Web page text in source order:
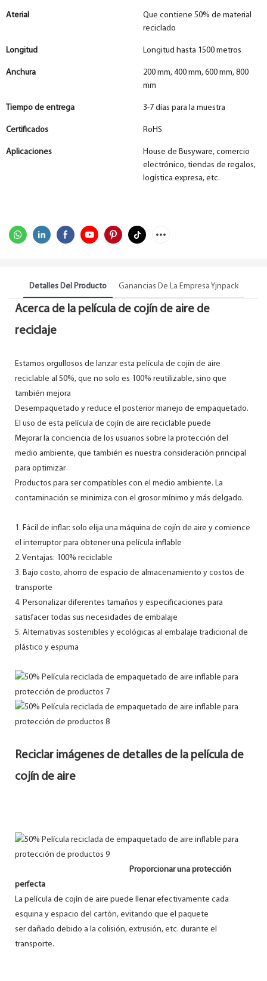
Aterial
Que contiene 50% de material
reciclado
Longitud Longitud hasta 1500 metros
Anchura
200 mm, 400 mm, 600 mm, 800
mm
Tiempo de entrega 3-7 días para la muestra
Certificados RoHS
Aplicaciones
House de Busyware, comercio
electrónico, tiendas de regalos,
logística expresa, etc.
Detalles Del Producto Ganancias De La Empresa Yjnpack
Acerca de la película de cojín de aire de
reciclaje
Estamos orgullosos de lanzar esta película de cojín de aire
reciclable al 50%, que no solo es 100% reutilizable, sino que
también mejora
Desempaquetado y reduce el posterior manejo de empaquetado.
El uso de esta película de cojín de aire reciclable puede
Mejorar la conciencia de los usuarios sobre la protección del
medio ambiente, que también es nuestra consideración principal
para optimizar
Productos para ser compatibles con el medio ambiente. La
contaminación se minimiza con el grosor mínimo y más delgado.
1. Fácil de inflar: solo elija una máquina de cojín de aire y comience
el interruptor para obtener una película inflable
2. Ventajas: 100% reciclable
3. Bajo costo, ahorro de espacio de almacenamiento y costos de
transporte
4. Personalizar diferentes tamaños y especificaciones para
satisfacer todas sus necesidades de embalaje
5. Alternativas sostenibles y ecológicas al embalaje tradicional de
plástico y espuma
Reciclar imágenes de detalles de la película de
cojín de aire
Proporcionar una protección
perfecta
La película de cojín de aire puede llenar efectivamente cada
esquina y espacio del cartón, evitando que el paquete
ser dañado debido a la colisión, extrusión, etc. durante el
transporte.